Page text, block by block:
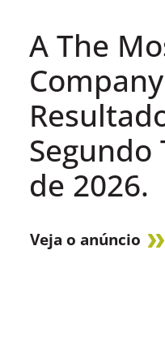
A The
de 2026.
Veja o anúncio